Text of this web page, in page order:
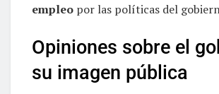
empleo por las políticas del
Opiniones sobre el
su imagen pública